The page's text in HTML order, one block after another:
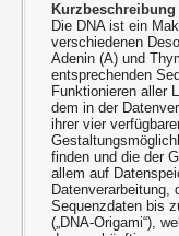
Die DNA ist ein
verschiedenen
Adenin (A) und
entsprechenden
Funktionieren aller
dem in der
ihrer vier
finden und die der
allem auf
Datenverarbeitung,
Sequenzdaten bis
(„DNA-Origami“),